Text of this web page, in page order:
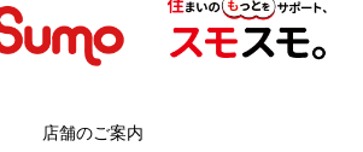
店舗のご案内